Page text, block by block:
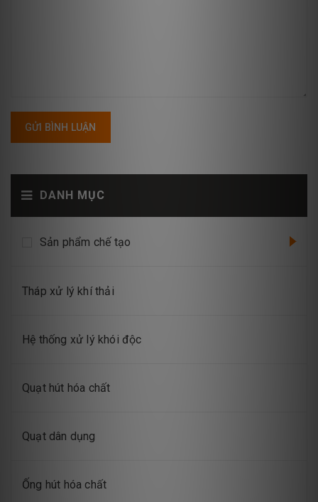
DANH MỤC
Sản phẩm chế tạo
Tháp xử lý khí thải
Hệ thống xử lý khói độc
Quạt hút hóa chất
Quạt dân dụng
Ống hút hóa chất
GỬI BÌNH LUẬN